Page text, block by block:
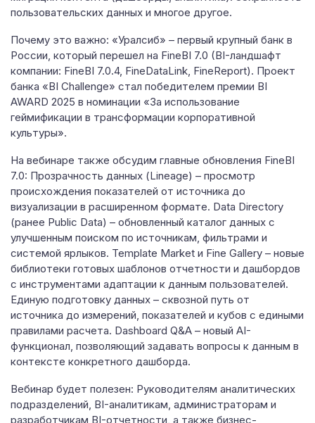
пользовательских данных и многое другое.
Почему это важно: «Уралсиб» – первый крупный банк в
России, который перешел на FineBI 7.0 (BI-ландшафт
компании: FineBI 7.0.4, FineDataLink, FineReport). Проект
банка «BI Challenge» стал победителем премии BI
AWARD 2025 в номинации «За использование
геймификации в трансформации корпоративной
культуры».
На вебинаре также обсудим главные обновления FineBI
7.0: Прозрачность данных (Lineage) – просмотр
происхождения показателей от источника до
визуализации в расширенном формате. Data Directory
(ранее Public Data) – обновленный каталог данных с
улучшенным поиском по источникам, фильтрами и
системой ярлыков. Template Market и Fine Gallery – новые
библиотеки готовых шаблонов отчетности и дашбордов
с инструментами адаптации к данным пользователей.
Единую подготовку данных – сквозной путь от
источника до измерений, показателей и кубов с едиными
правилами расчета. Dashboard Q&A – новый AI-
функционал, позволяющий задавать вопросы к данным в
контексте конкретного дашборда.
Вебинар будет полезен: Руководителям аналитических
подразделений, BI-аналитикам, администраторам и
разработчикам BI-отчетности, а также бизнес-